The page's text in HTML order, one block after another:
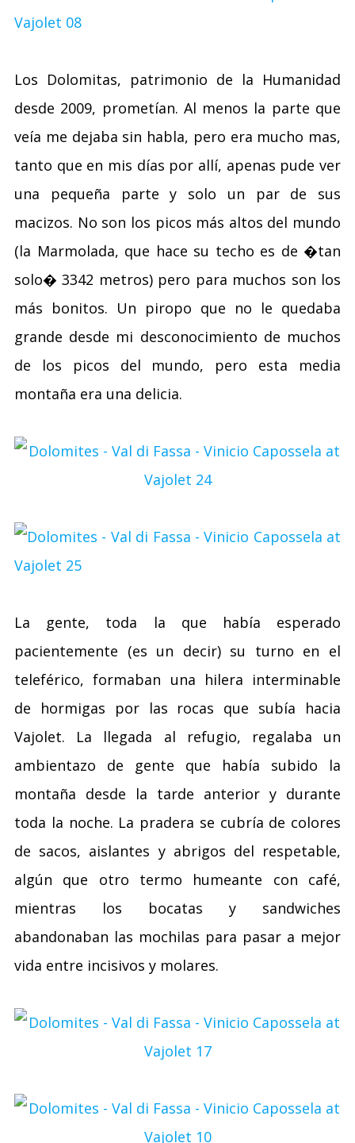
Los Dolomitas, patrimonio de la Humanidad
desde 2009, prometían. Al menos la parte que
veía me dejaba sin habla, pero era mucho mas,
tanto que en mis días por allí, apenas pude ver
una pequeña parte y solo un par de sus
macizos. No son los picos más altos del mundo
(la Marmolada, que hace su techo es de �tan
solo� 3342 metros) pero para muchos son los
más bonitos. Un piropo que no le quedaba
grande desde mi desconocimiento de muchos
de los picos del mundo, pero esta media
montaña era una delicia.
La gente, toda la que había esperado
pacientemente (es un decir) su turno en el
teleférico, formaban una hilera interminable
de hormigas por las rocas que subía hacia
Vajolet. La llegada al refugio, regalaba un
ambientazo de gente que había subido la
montaña desde la tarde anterior y durante
toda la noche. La pradera se cubría de colores
de sacos, aislantes y abrigos del respetable,
algún que otro termo humeante con café,
mientras los bocatas y sandwiches
abandonaban las mochilas para pasar a mejor
vida entre incisivos y molares.